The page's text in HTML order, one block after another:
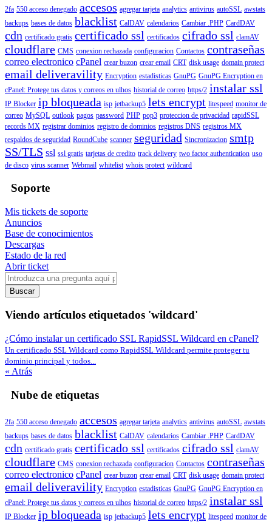
2fa 550 acceso denegado accesos agregar tarjeta analytics antivirus autoSSL awstats
backups bases de datos blacklist CalDAV calendarios Cambiar .PHP CardDAV
cdn certificado gratis certificado ssl certificados cifrado ssl clamAV
cloudflare CMS conexion rechazada configuracion Contactos contraseñas
correo electronico cPanel crear buzon crear email CRT disk usage domain protect
email deliveravility Encryption estadisticas GnuPG GnuPG Encryption en
cPanel: Protege tus datos y correos en ulhos historial de correo https/2 instalar ssl
IP Blocker ip bloqueada isp jetbackup5 lets encrypt litespeed monitor de
correo MySQL outlook pagos password PHP pop3 proteccion de privacidad rapidSSL
records MX registrar dominios registro de dominios registros DNS registros MX
respaldos de seguridad RoundCube scanner seguridad Sincronizacion smtp
SS/TLS ssl ssl gratis tarjetas de credito track delivery two factor authentication uso
de disco virus scanner Webmail whitelist whois protect wildcard
Soporte
Mis tickets de soporte
Anuncios
Base de conocimientos
Descargas
Estado de la red
Abrir ticket
Buscar
Viendo artículos etiquetados 'wildcard'
¿Cómo instalar un certificado SSL RapidSSL Wildcard en cPanel?
Un certificado SSL Wildcard como RapidSSL Wildcard permite proteger tu
dominio principal y todos...
« Atrás
Nube de etiquetas
2fa 550 acceso denegado accesos agregar tarjeta analytics antivirus autoSSL awstats
backups bases de datos blacklist CalDAV calendarios Cambiar .PHP CardDAV
cdn certificado gratis certificado ssl certificados cifrado ssl clamAV
cloudflare CMS conexion rechazada configuracion Contactos contraseñas
correo electronico cPanel crear buzon crear email CRT disk usage domain protect
email deliveravility Encryption estadisticas GnuPG GnuPG Encryption en
cPanel: Protege tus datos y correos en ulhos historial de correo https/2 instalar ssl
IP Blocker ip bloqueada isp jetbackup5 lets encrypt litespeed monitor de